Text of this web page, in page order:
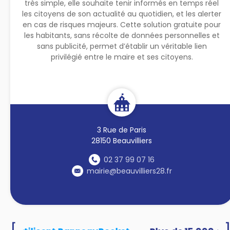
très simple, elle souhaite tenir informés en temps réel
les citoyens de son actualité au quotidien, et les alerter
en cas de risques majeurs. Cette solution gratuite pour
les habitants, sans récolte de données personnelles et
sans publicité, permet d’établir un véritable lien
privilégié entre le maire et ses citoyens.
3 Rue de Paris
28150 Beauvilliers
02 37 99 07 16
mairie@beauvilliers28.fr